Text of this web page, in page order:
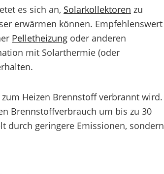
es sich an, Solarkollektoren zu
erwärmen können. Empfehlenswert
Pelletheizung oder anderen
mit Solarthermie (oder
Heizen Brennstoff verbrannt wird.
Brennstoffverbrauch um bis zu 30
durch geringere Emissionen, sondern